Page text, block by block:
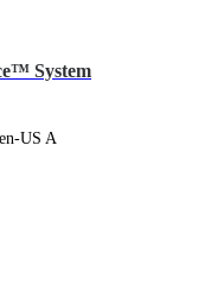
System
US A